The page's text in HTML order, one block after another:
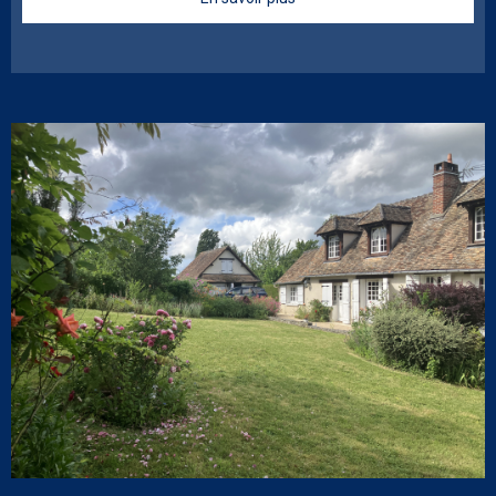
VOIR LE BIEN